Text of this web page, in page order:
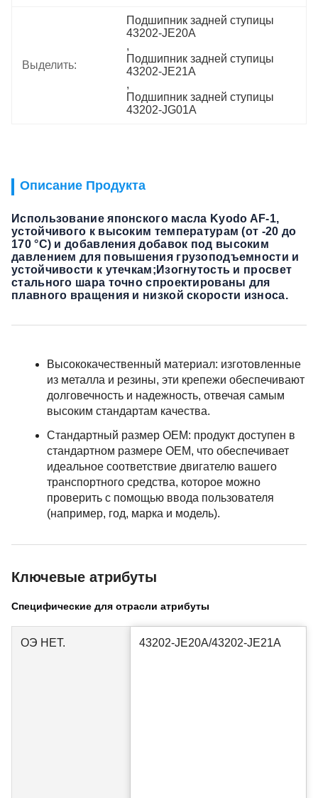
Выделить:
Подшипник задней ступицы
43202-JE20A
,
Подшипник задней ступицы
43202-JE21A
,
Подшипник задней ступицы
43202-JG01A
Описание Продукта
Использование японского масла Kyodo AF-1,
устойчивого к высоким температурам (от -20 до
170 °C) и добавления добавок под высоким
давлением для повышения грузоподъемности и
устойчивости к утечкам;Изогнутость и просвет
стального шара точно спроектированы для
плавного вращения и низкой скорости износа.
Высококачественный материал: изготовленные
из металла и резины, эти крепежи обеспечивают
долговечность и надежность, отвечая самым
высоким стандартам качества.
Стандартный размер OEM: продукт доступен в
стандартном размере OEM, что обеспечивает
идеальное соответствие двигателю вашего
транспортного средства, которое можно
проверить с помощью ввода пользователя
(например, год, марка и модель).
Ключевые атрибуты
Специфические для отрасли атрибуты
ОЭ НЕТ. 43202-JE20A/43202-JE21A